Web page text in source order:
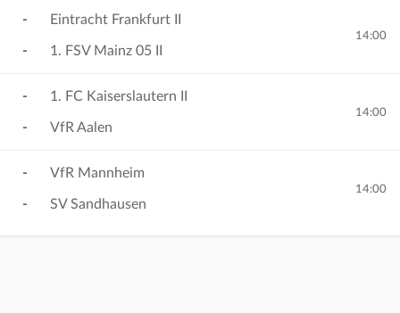
-
-
Eintracht Frankfurt II
1. FSV Mainz 05 II
14:00
-
-
1. FC Kaiserslautern II
VfR Aalen
14:00
-
-
VfR Mannheim
SV Sandhausen
14:00